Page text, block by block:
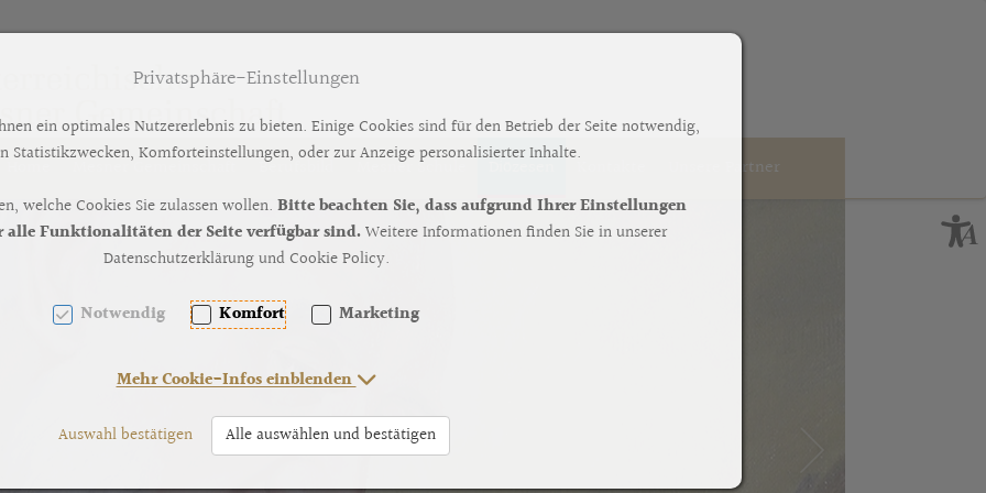
+ 2]
Mesner Gemeinschaft Berufsbild Mesner Schule Unsere Partner
Privatsphäre-Einstellungen
ein optimales Nutzererlebnis zu bieten. Einige Cookies sind für den Betrieb der Seite notwendig,
Statistikzwecken, Komforteinstellungen, oder zur Anzeige personalisierter Inhalte.
welche Cookies Sie zulassen wollen. Bitte beachten Sie, dass aufgrund Ihrer Einstellungen
Funktionalitäten der Seite verfügbar sind.Weitere Informationen finden Sie in unserer
Datenschutzerklärung und Cookie Policy.
Notwendig Komfort Marketing
Mehr Cookie-Infos einblenden
Auswahl bestätigen Alle auswählen und bestätigen